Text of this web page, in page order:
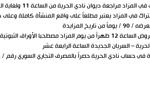
الحرية من الساعة 11 ولغاية الساعة الثالثة عصراً لشراء دفتر الشروط و ابراز وثيقة الشراء عند الطلب
في المزاد يعتبر مطلعاً على واقع المنشأة كاملة وعلى
المزايدة
الثبوتية ووثيقة لاحكم عليه
– السريان الجديدة الساعة الرابعة عشر
حصراً بالمصرف التجاري السوري رقم / 2 / ولا تعاد التأمينات الأولية الا بعد تصديق محضر المزاد من المكتب التنفيذي